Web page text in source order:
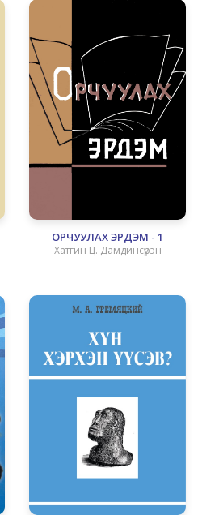
ОРЧУУЛАХ ЭРДЭМ - 1
Хатгин Ц. Дамдинсүрэн